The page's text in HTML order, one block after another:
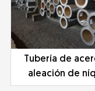
Tubería de
aleación de